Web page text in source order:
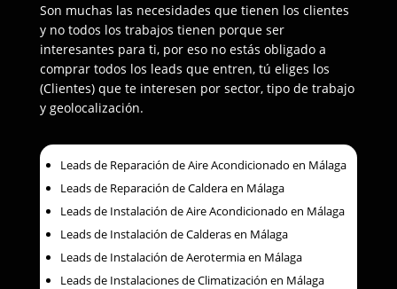
Son muchas las necesidades que tienen los clientes
y no todos los trabajos tienen porque ser
interesantes para ti, por eso no estás obligado a
comprar todos los leads que entren, tú eliges los
(Clientes) que te interesen por sector, tipo de trabajo
y geolocalización.
Leads de Reparación de Aire Acondicionado en Málaga
Leads de Reparación de Caldera en Málaga
Leads de Instalación de Aire Acondicionado en Málaga
Leads de Instalación de Calderas en Málaga
Leads de Instalación de Aerotermia en Málaga
Leads de Instalaciones de Climatización en Málaga